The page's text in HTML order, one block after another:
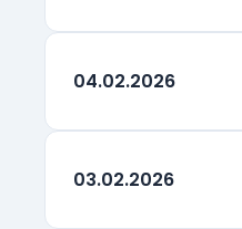
04.02.2026
03.02.2026